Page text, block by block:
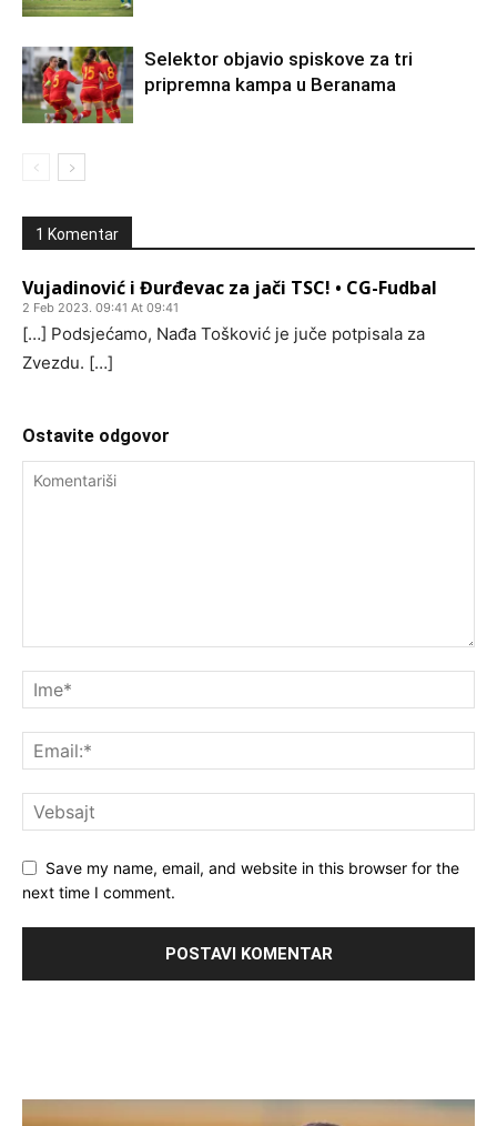
Selektor objavio spiskove za tri
pripremna kampa u Beranama
1 Komentar
Vujadinović i Đurđevac za jači TSC! • CG-Fudbal
2 Feb 2023. 09:41 At 09:41
[…] Podsjećamo, Nađa Tošković je juče potpisala za
Zvezdu. […]
Ostavite odgovor
Save my name, email, and website in this browser for the
next time I comment.